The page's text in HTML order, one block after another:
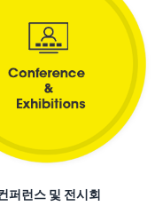
퍼런스 및 전시회